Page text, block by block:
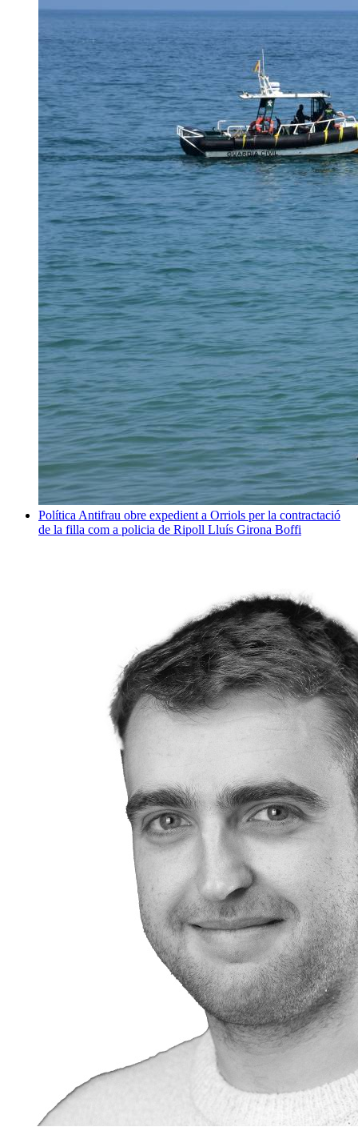
Política Antifrau obre expedient a Orriols per la contractació
de la filla com a policia de Ripoll Lluís Girona Boffi